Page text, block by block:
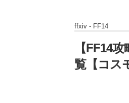
ffxiv - FF14
【FF14
覧【コス